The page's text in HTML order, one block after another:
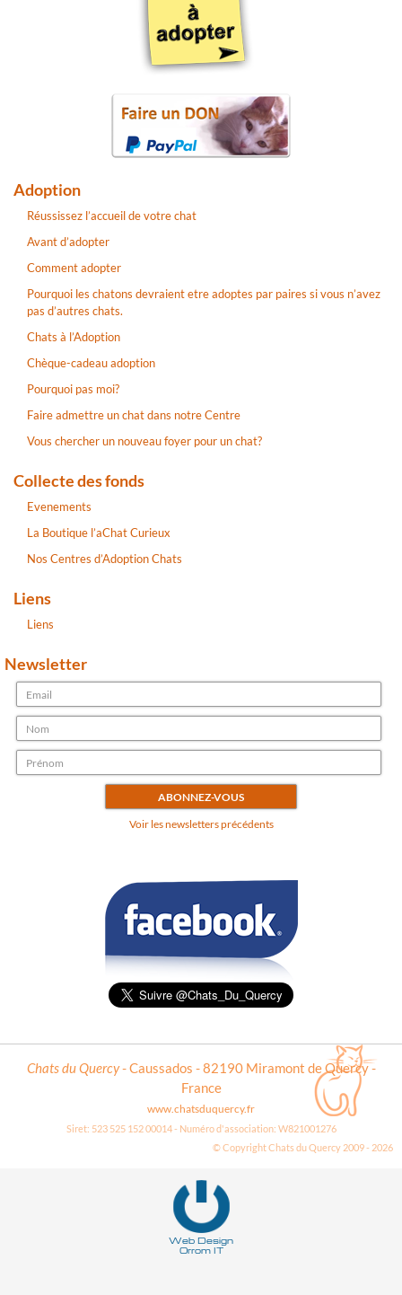
Adoption
Réussissez l’accueil de votre chat
Avant d’adopter
Comment adopter
Pourquoi les chatons devraient etre adoptes par paires si vous n’avez
pas d’autres chats.
Chats à l’Adoption
Chèque-cadeau adoption
Pourquoi pas moi?
Faire admettre un chat dans notre Centre
Vous chercher un nouveau foyer pour un chat?
Collecte des fonds
Evenements
La Boutique l’aChat Curieux
Nos Centres d’Adoption Chats
Liens
Liens
Newsletter
Voir les newsletters précédents
Chats du Quercy- Caussados - 82190 Miramont de Quercy -
France
www.chatsduquercy.fr
Siret: 523 525 152 00014 - Numéro d'association: W821001276
© Copyright Chats du Quercy 2009 - 2026
Web Design
Orrom IT